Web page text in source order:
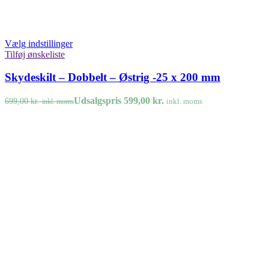
Vælg indstillinger
Tilføj ønskeliste
Skydeskilt – Dobbelt – Østrig -25 x 200 mm
699,00kr. inkl. momsUdsalgspris 599,00 kr. inkl. moms